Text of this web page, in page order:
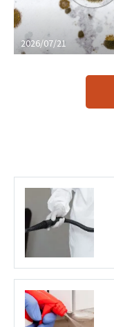
2026/07/21